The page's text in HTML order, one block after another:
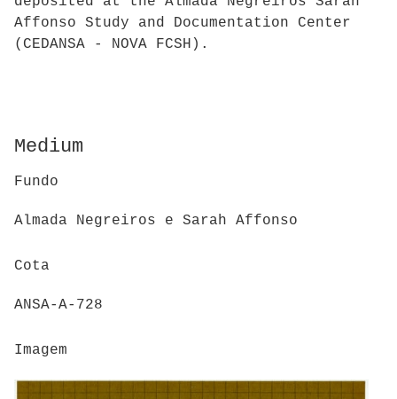
Affonso Study and Documentation Center
(CEDANSA - NOVA FCSH).
Medium
Fundo
Almada Negreiros e Sarah Affonso
Cota
ANSA-A-728
Imagem